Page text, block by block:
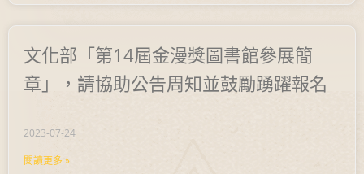
文化部「第14屆金漫獎圖書館參展簡
章」，請協助公告周知並鼓勵踴躍報名
2023-07-24
閱讀更多 »